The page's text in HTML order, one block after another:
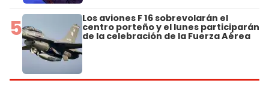
5 Los aviones F 16 sobrevolarán el
centro porteño y el lunes participarán
de la celebración de la Fuerza Aérea